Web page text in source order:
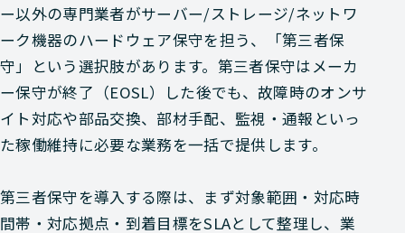
ー以外の専門業者がサーバー/ストレージ/ネットワ
ーク機器のハードウェア保守を担う、「第三者保
守」という選択肢があります。第三者保守はメーカ
ー保守が終了（EOSL）した後でも、故障時のオンサ
イト対応や部品交換、部材手配、監視・通報といっ
た稼働維持に必要な業務を一括で提供します。
第三者保守を導入する際は、まず対象範囲・対応時
間帯・対応拠点・到着目標をSLAとして整理し、業